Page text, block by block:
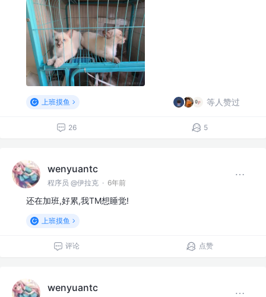
上班摸鱼 等人赞过
26 5
wenyuantc
程序员 @伊拉克 · 6年前
还在加班,好累,我TM想睡觉!
上班摸鱼
评论 点赞
wenyuantc